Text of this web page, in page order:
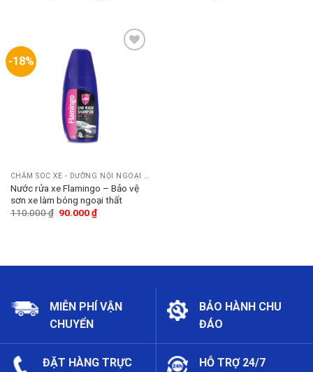
-18%
Nước rửa xe Flamingo – Bảo vệ
sơn xe làm bóng ngoại thất
110.000₫ 90.000₫
MIỄN PHÍ VẬN
CHUYỂN
BẢO HÀNH CHU
ĐÁO
ĐẶT HÀNG TRỰC
HỖ TRỢ 24/7